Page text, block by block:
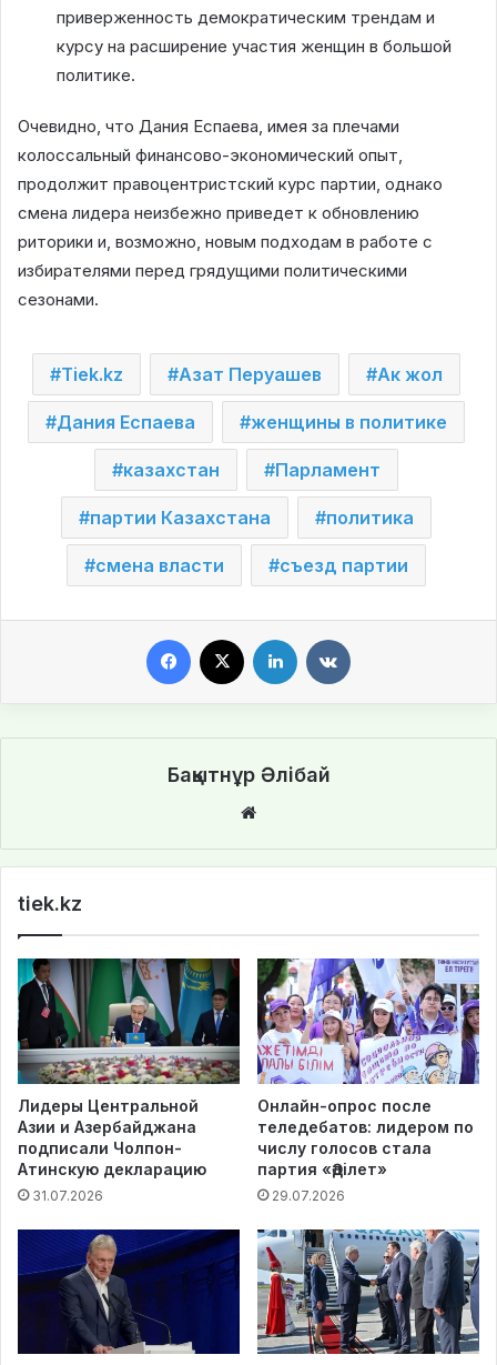
приверженность демократическим трендам и
курсу на расширение участия женщин в большой
политике.
Очевидно, что Дания Еспаева, имея за плечами
колоссальный финансово-экономический опыт,
продолжит правоцентристский курс партии, однако
смена лидера неизбежно приведет к обновлению
риторики и, возможно, новым подходам в работе с
избирателями перед грядущими политическими
сезонами.
Tiek.kz Азат Перуашев Ак жол
Дания Еспаева женщины в политике
казахстан Парламент
партии Казахстана политика
смена власти съезд партии
Бақытнұр Әлібай
te
tiek.kz
Лидеры Центральной
Азии и Азербайджана
подписали Чолпон-
Атинскую декларацию
31.07.2026
Онлайн-опрос после
теледебатов: лидером по
числу голосов стала
партия «Әділет»
29.07.2026